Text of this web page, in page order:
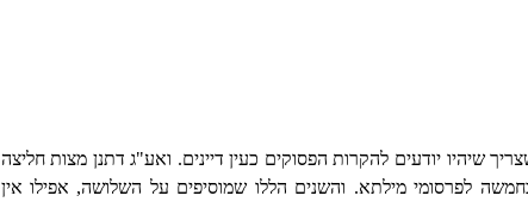
שיהיו יודעים להקרות הפסוקים כעין דיינים. ואע"ג דתנן מצות חליצה
לפרסומי מילתא. והשנים הללו שמוסיפים על השלושה, אפילו אין